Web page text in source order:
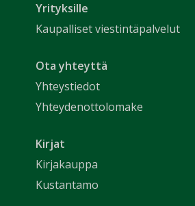
Yrityksille
Kaupalliset viestintäpalvelut
Ota yhteyttä
Yhteystiedot
Yhteydenottolomake
Kirjat
Kirjakauppa
Kustantamo